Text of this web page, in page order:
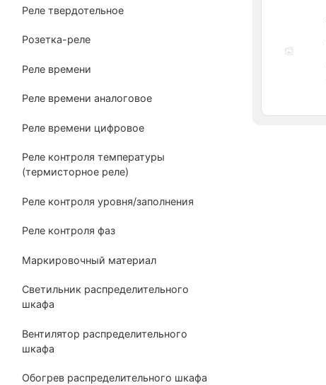
Реле твердотельное
Розетка-реле
Реле времени
Реле времени аналоговое
Реле времени цифровое
Реле контроля температуры
(термисторное реле)
Реле контроля уровня/заполнения
Реле контроля фаз
Маркировочный материал
Светильник распределительного
шкафа
Вентилятор распределительного
шкафа
Обогрев распределительного шкафа